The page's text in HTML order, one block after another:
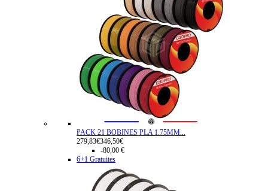
PACK 21 BOBINES PLA 1.75MM...
279,83€346,50€
-80,00 €
6+1 Gratuites